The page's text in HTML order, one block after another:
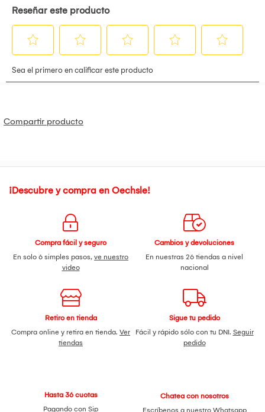
Compartir producto
¡Descubre y compra en Oechsle!
Compra fácil y seguro
En solo 6 simples pasos, ve nuestro
video
Cambios y devoluciones
En nuestras 26 tiendas a nivel
nacional
Retiro en tienda
Compra online y retira en tienda. Ver
tiendas
Sigue tu pedido
Fácil y rápido sólo con tu DNI. Seguir
pedido
Hasta 36 cuotas
Pagando con Sip
Chatea con nosotros